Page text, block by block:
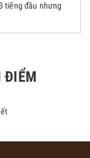
tiếng đầu nhưng
ĐIỂM